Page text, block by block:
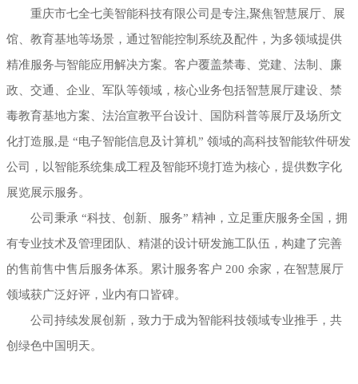
重庆市七全七美智能科技有限公司是专注,聚焦智慧展厅、展
馆、教育基地等场景，通过智能控制系统及配件，为多领域提供
精准服务与智能应用解决方案。客户覆盖禁毒、党建、法制、廉
政、交通、企业、军队等领域，核心业务包括智慧展厅建设、禁
毒教育基地方案、法治宣教平台设计、国防科普等展厅及场所文
化打造服,是 “电子智能信息及计算机” 领域的高科技智能软件研发
公司，以智能系统集成工程及智能环境打造为核心，提供数字化
展览展示服务。
公司秉承 “科技、创新、服务” 精神，立足重庆服务全国，拥
有专业技术及管理团队、精湛的设计研发施工队伍，构建了完善
的售前售中售后服务体系。累计服务客户 200 余家，在智慧展厅
领域获广泛好评，业内有口皆碑。
公司持续发展创新，致力于成为智能科技领域专业推手，共
创绿色中国明天。